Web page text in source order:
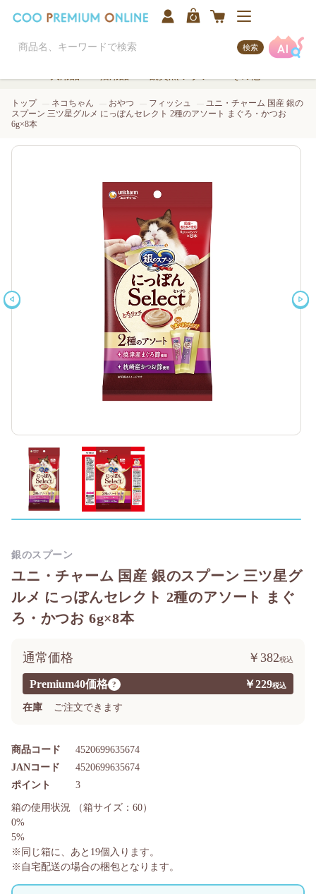
検索
トップ ネコちゃん おやつ フィッシュ
ユニ・チャーム 国産 銀の
スプーン 三ツ星グルメ にっぽんセレクト 2種のアソート まぐろ・かつお
6g×8本
ユニ・チャーム 国産 銀のスプーン 三ツ星グ
ルメ にっぽんセレクト 2種のアソート まぐ
ろ・かつお 6g×8本
Premium40価格 ? ￥229
通常価格 ￥382
在庫 ご注文できます
商品コード 4520699635674
ポイント 3
JANコード 4520699635674
銀のスプーン
箱の使用状況
（箱サイズ：60）
0%
5%
※同じ箱に、あと 19個入ります。
※自宅配送の場合の梱包となります。